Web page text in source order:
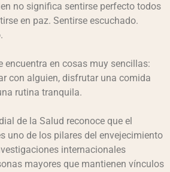
no significa sentirse perfecto todos
en paz. Sentirse escuchado.
encuentra en cosas muy sencillas:
con alguien, disfrutar una comida
rutina tranquila.
de la Salud reconoce que el
uno de los pilares del envejecimiento
internacionales
mayores que mantienen vínculos